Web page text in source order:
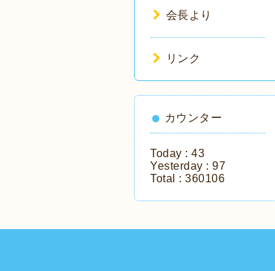
会長より
リンク
カウンター
Today : 43
Yesterday : 97
Total : 360106